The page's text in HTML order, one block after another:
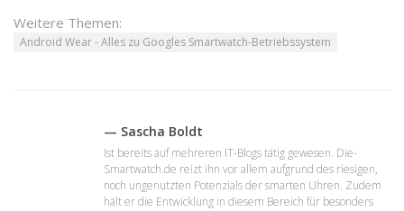
Weitere Themen:
Android Wear - Alles zu Googles Smartwatch-Betriebssystem
— Sascha Boldt
Ist bereits auf mehreren IT-Blogs tätig gewesen. Die-
Smartwatch.de reizt ihn vor allem aufgrund des riesigen,
noch ungenutzten Potenzials der smarten Uhren. Zudem
hält er die Entwicklung in diesem Bereich für besonders